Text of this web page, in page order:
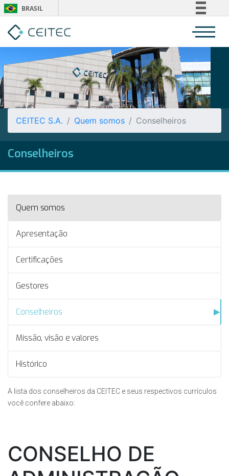
BRASIL
Participe
Acesso à informação
Legislação
Canais
CEITEC S.A. Quem somos Conselheiros
Conselheiros
Quem somos
Apresentação
Certificações
Gestores
Conselheiros
Missão, visão e valores
Histórico
A lista dos conselheiros da CEITEC e seus respectivos currículos
você confere abaixo:​
CONSELHO DE